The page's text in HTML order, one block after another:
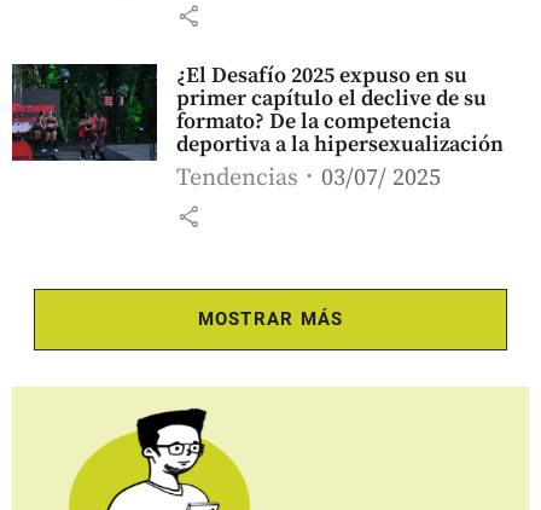
share
¿El Desafío 2025 expuso en su
primer capítulo el declive de su
formato? De la competencia
deportiva a la hipersexualización
Tendencias 03/07/ 2025
share
MOSTRAR MÁS